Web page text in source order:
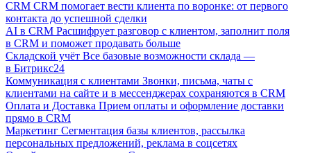
CRM CRM помогает вести клиента по воронке: от первого
контакта до успешной сделки
AI в CRM Расшифрует разговор с клиентом, заполнит поля
в CRM и поможет продавать больше
Складской учёт Все базовые возможности склада —
в Битрикс24
Коммуникация с клиентами Звонки, письма, чаты с
клиентами на сайте и в мессенджерах сохраняются в CRM
Оплата и Доставка Прием оплаты и оформление доставки
прямо в CRM
Маркетинг Сегментация базы клиентов, рассылка
персональных предложений, реклама в соцсетях